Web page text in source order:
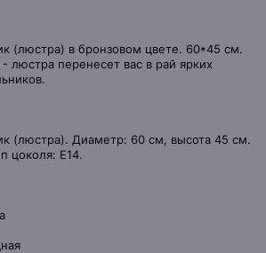
(люстра) в бронзовом цвете. 60*45 см.
- люстра перенесет вас в рай ярких
(люстра). Диаметр: 60 см, высота 45 см.
цоколя: E14.